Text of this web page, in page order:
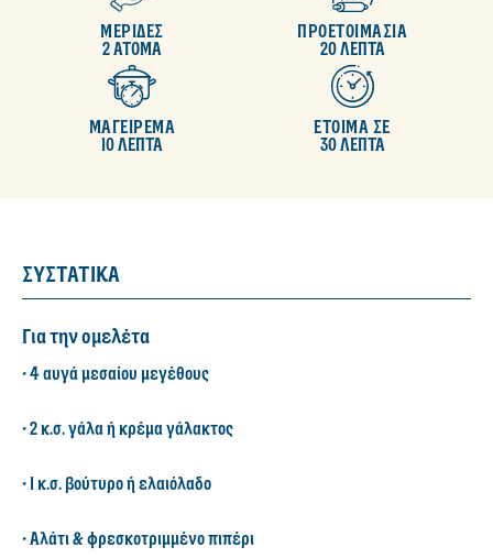
2 ΑΤΟΜΑ
ΜΕΡΙΔΕΣ
20 ΛΕΠΤΑ
ΠΡΟΕΤΟΙΜΑΣΙΑ
10 ΛΕΠΤΑ
ΜΑΓΕΙΡΕΜΑ
30 ΛΕΠΤΑ
ΕΤΟΙΜΑ ΣΕ
ΣΥΣΤΑΤΙΚΑ
Για την ομελέτα
• 4 αυγά μεσαίου μεγέθους
• 2 κ.σ. γάλα ή κρέμα γάλακτος
• 1 κ.σ. βούτυρο ή ελαιόλαδο
• Αλάτι & φρεσκοτριμμένο πιπέρι